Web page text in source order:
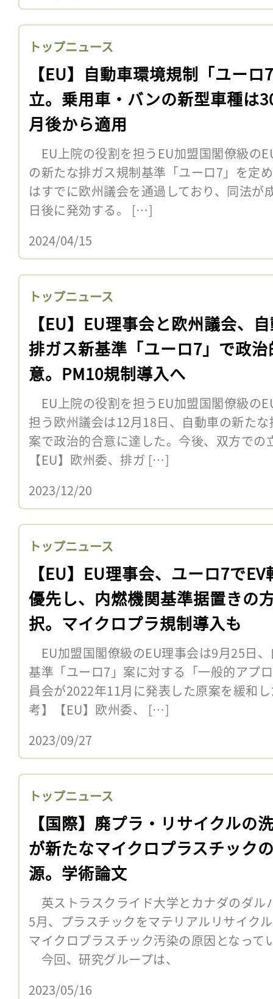
トップニュース
【EU】自動車環境規制「ユーロ
立。乗用車・バンの新型車種は
月後から適用
EU上院の役割を担うEU加盟国閣僚級の
の新たな排ガス規制基準「ユーロ7」を定
はすでに欧州議会を通過しており、同法が
日後に発効する。 […]
2024/04/15
トップニュース
【EU】EU理事会と欧州議会、
排ガス新基準「ユーロ7」で政治
意。PM10規制導入へ
EU上院の役割を担うEU加盟国閣僚級の
担う欧州議会は12月18日、自動車の新た
案で政治的合意に達した。今後、双方での
【EU】欧州委、排ガ […]
2023/12/20
トップニュース
【EU】EU理事会、ユーロ7でEV
優先し、内燃機関基準据置きの
択。マイクロプラ規制導入も
EU加盟国閣僚級のEU理事会は9月25日
基準「ユーロ7」案に対する「一般的アプ
員会が2022年11月に発表した原案を緩和
考】【EU】欧州委、 […]
2023/09/27
トップニュース
【国際】廃プラ・リサイクルの
が新たなマイクロプラスチック
源。学術論文
英ストラスクライド大学とカナダのダル
5月、プラスチックをマテリアルリサイク
マイクロプラスチック汚染の原因となって
今回、研究グループは、
2023/05/16